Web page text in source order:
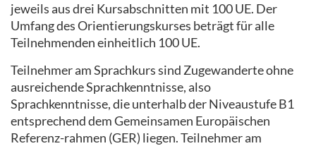
jeweils aus drei Kursabschnitten mit 100 UE. Der
Umfang des Orientierungskurses beträgt für alle
Teilnehmenden einheitlich 100 UE.
Teilnehmer am Sprachkurs sind Zugewanderte ohne
ausreichende Sprachkenntnisse, also
Sprachkenntnisse, die unterhalb der Niveaustufe B1
entsprechend dem Gemeinsamen Europäischen
Referenz-rahmen (GER) liegen. Teilnehmer am